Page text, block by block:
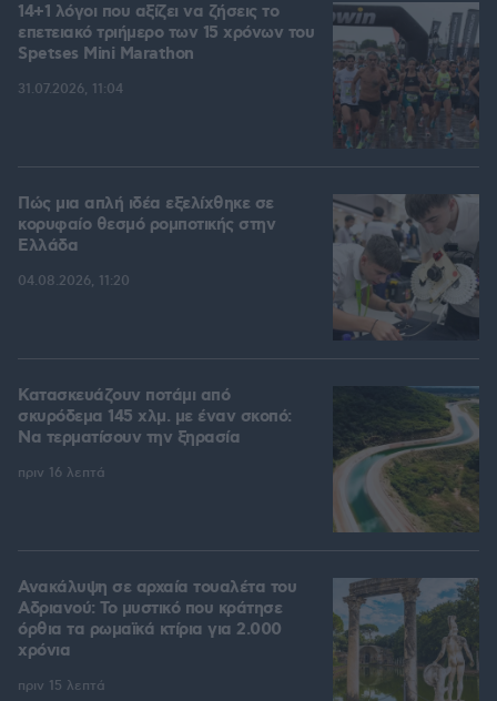
14+1 λόγοι που αξίζει να ζήσεις το
επετειακό τριήμερο των 15 χρόνων του
Spetses Mini Marathon
31.07.2026, 11:04
Πώς μια απλή ιδέα εξελίχθηκε σε
κορυφαίο θεσμό ρομποτικής στην
Ελλάδα
04.08.2026, 11:20
Κατασκευάζουν ποτάμι από
σκυρόδεμα 145 χλμ. με έναν σκοπό:
Να τερματίσουν την ξηρασία
πριν 16 λεπτά
Ανακάλυψη σε αρχαία τουαλέτα του
Αδριανού: Το μυστικό που κράτησε
όρθια τα ρωμαϊκά κτίρια για 2.000
χρόνια
πριν 15 λεπτά